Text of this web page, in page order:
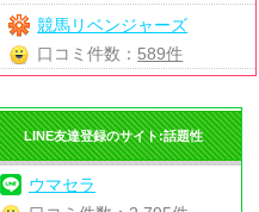
競馬リベンジャーズ
口コミ件数： 589件
LINE友達登録のサイト:話題性
ウマセラ